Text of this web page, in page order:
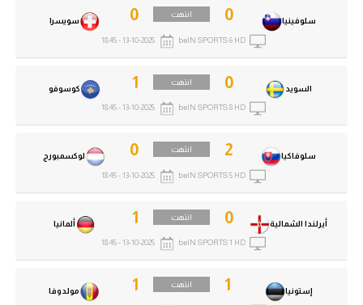
إستونيا 1 انتهت
مولدوفا 1
أيرلندا الشمالية 0 انتهت
ألمانيا 1
beIN SPORTS 1 HD
13-10-2025 - 18:45
سلوفاكيا 2 انتهت
لوكسمبورج 0
beIN SPORTS 5 HD
13-10-2025 - 18:45
السويد 0 انتهت
كوسوفو 1
beIN SPORTS 8 HD
13-10-2025 - 18:45
سلوفينيا 0 انتهت
سويسرا 0
beIN SPORTS 6 HD
13-10-2025 - 18:45